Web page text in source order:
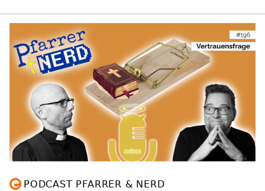
PODCAST PFARRER & NERD